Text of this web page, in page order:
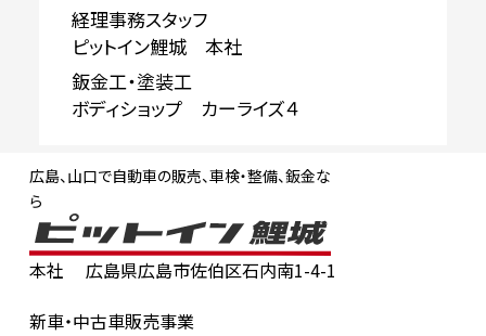
経理事務スタッフ
ピットイン鯉城 本社
鈑金工・塗装工
ボディショップ カーライズ４
広島、山口で自動車の販売、車検・整備、鈑金な
ら
本社
広島県広島市佐伯区石内南1-4-1
新車・中古車販売事業